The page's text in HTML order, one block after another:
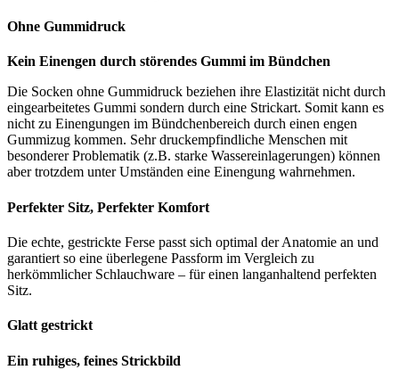
Ohne Gummidruck
Kein Einengen durch störendes Gummi im Bündchen
Die Socken ohne Gummidruck beziehen ihre Elastizität nicht durch
eingearbeitetes Gummi sondern durch eine Strickart. Somit kann es
nicht zu Einengungen im Bündchenbereich durch einen engen
Gummizug kommen. Sehr druckempfindliche Menschen mit
besonderer Problematik (z.B. starke Wassereinlagerungen) können
aber trotzdem unter Umständen eine Einengung wahrnehmen.
Perfekter Sitz, Perfekter Komfort
Die echte, gestrickte Ferse passt sich optimal der Anatomie an und
garantiert so eine überlegene Passform im Vergleich zu
herkömmlicher Schlauchware – für einen langanhaltend perfekten
Sitz.
Glatt gestrickt
Ein ruhiges, feines Strickbild